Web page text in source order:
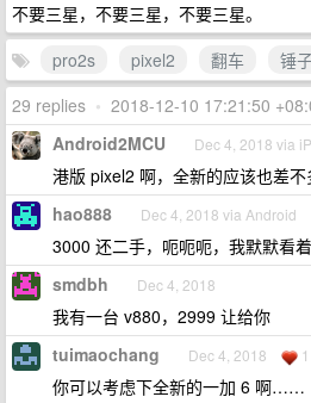
不要三星，不要三星，不要三星。
pro2s
pixel2 翻车
锤
29 replies • 2018-12-10 17:21:50
Android2MCU Dec 4, 2018 via
港版 pixel2 啊，全新的应该也差
hao888 Dec 4, 2018 via Android
3000 还二手，呃呃呃，我默默看
smdbh Dec 4, 2018
我有一台 v880，2999 让给你
tuimaochang Dec 4, 2018 1
你可以考虑下全新的一加 6 啊……